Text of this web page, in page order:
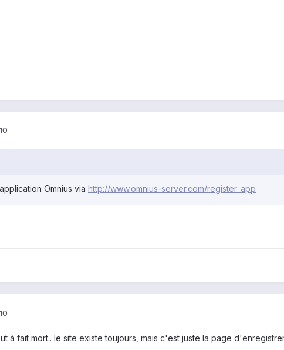
Omnius via http://www.omnius-server.com/register_app
à fait mort.. le site existe toujours, mais c'est juste la page